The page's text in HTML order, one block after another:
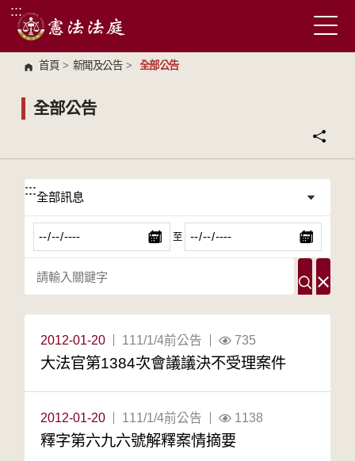
跳到主要內容區塊
:::
首頁 > 新聞及公告 > 全部公告
全部公告
:::
:::
至
2012-01-20 111/1/4前公告 735
大法官第1384次會議議決不受理案件
2012-01-20 111/1/4前公告 1138
釋字第六九六號解釋案情摘要